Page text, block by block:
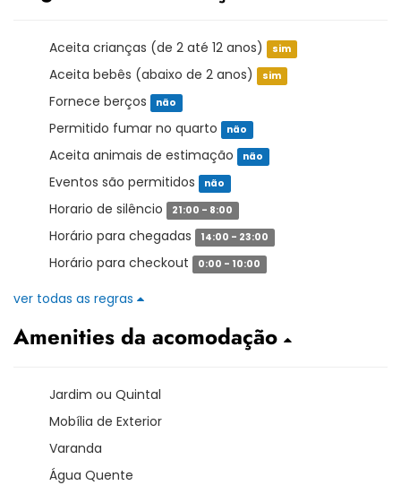
Aceita crianças (de 2 até 12 anos) sim
Aceita bebês (abaixo de 2 anos) sim
Fornece berços não
Permitido fumar no quarto não
Aceita animais de estimação não
Eventos são permitidos não
Horario de silêncio 21:00 - 8:00
Horário para chegadas 14:00 - 23:00
Horário para checkout 0:00 - 10:00
ver todas as regras
Amenities da acomodação
Jardim ou Quintal
Mobília de Exterior
Varanda
Água Quente